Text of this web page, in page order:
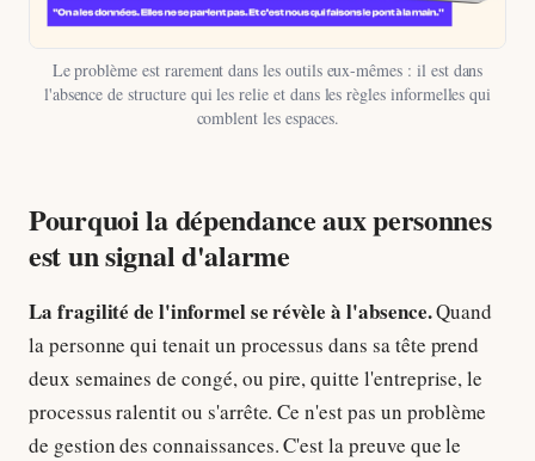
Le problème est rarement dans les outils eux-mêmes : il est dans
l'absence de structure qui les relie et dans les règles informelles qui
comblent les espaces.
Pourquoi la dépendance aux personnes
est un signal d'alarme
La fragilité de l'informel se révèle à l'absence.Quand
la personne qui tenait un processus dans sa tête prend
deux semaines de congé, ou pire, quitte l'entreprise, le
processus ralentit ou s'arrête. Ce n'est pas un problème
de gestion des connaissances. C'est la preuve que le